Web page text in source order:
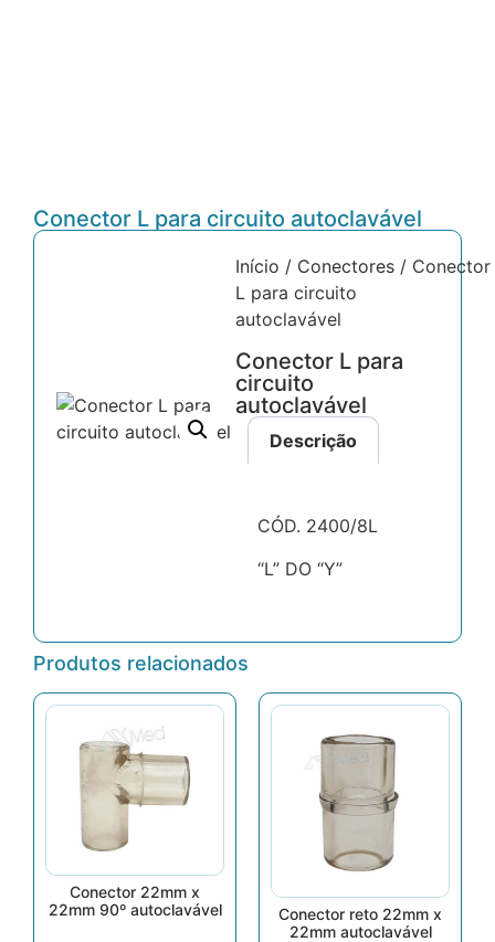
Conector L para circuito autoclavável
Início / Conectores/ Conector
L para circuito
autoclavável
Conector L para
circuito
autoclavável
Descrição
CÓD. 2400/8L
“L” DO “Y”
Produtos relacionados
Conector 22mm x
22mm 90º autoclavável
Conector reto 22mm x
22mm autoclavável